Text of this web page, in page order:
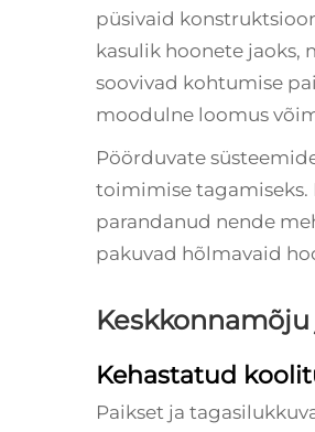
püsivaid
kasulik hoonete jaoks,
soovivad kohtumise
moodulne loomus
Pöörduvate
toimimise tagamiseks.
parandanud nende
pakuvad hõlmavaid
Kehastatud
Paikset ja